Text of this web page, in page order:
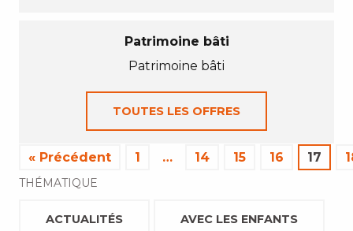
Patrimoine bâti
Patrimoine bâti
TOUTES LES OFFRES
« Précédent 1 … 14 15 16 17
THÉMATIQUE
ACTUALITÉS AVEC LES ENFANTS